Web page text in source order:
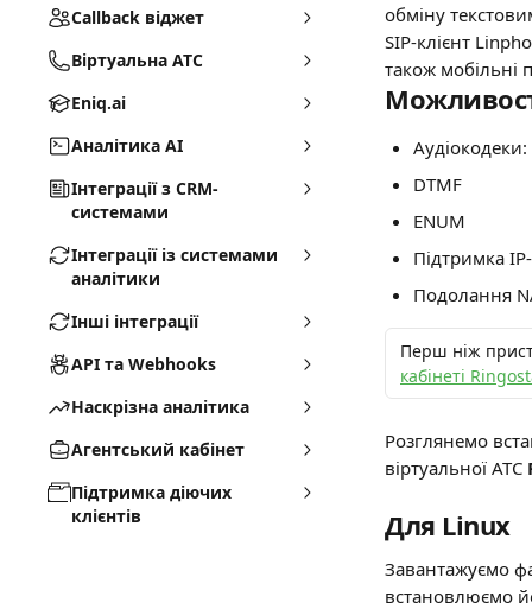
Callback віджет
Віртуальна АТС
Eniq.ai
Аналітика AI
Інтеграції з CRM-
системами
Інтеграції із системами
аналітики
Інші інтеграції
API та Webhooks
Наскрізна аналітика
Агентський кабінет
Підтримка діючих
клієнтів
обміну
SIP-клієнт
також мобільні
Аудіокодеки:
DTMF
ENUM
Підтримка
Подолання
Перш ніж
кабінеті
Розглянемо
віртуальної АТС
Для Linux
Завантажуємо
встановлюємо